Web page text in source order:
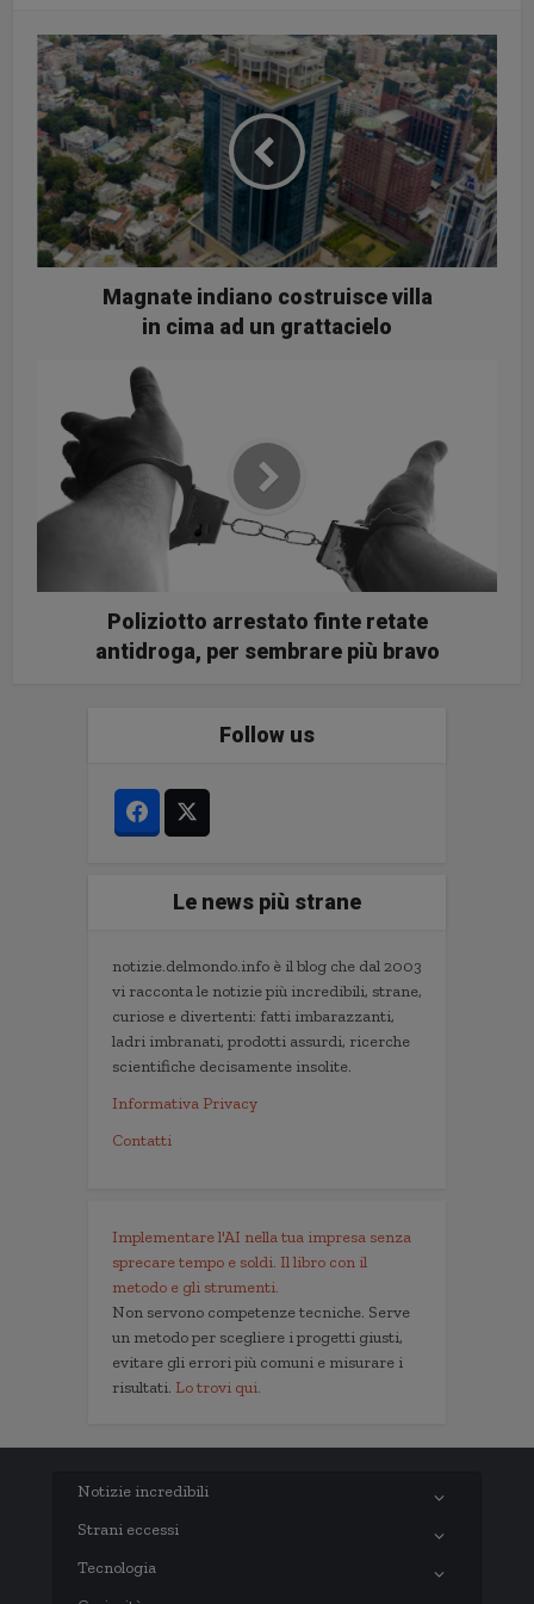
Magnate indiano costruisce villa
in cima ad un grattacielo
Poliziotto arrestato finte retate
antidroga, per sembrare più bravo
Follow us
Le news più strane
notizie.delmondo.info è il blog che dal 2003
vi racconta le notizie più incredibili, strane,
curiose e divertenti: fatti imbarazzanti,
ladri imbranati, prodotti assurdi, ricerche
scientifiche decisamente insolite.
Informativa Privacy
Contatti
Implementare l'AI nella tua impresa senza
sprecare tempo e soldi. Il libro con il
metodo e gli strumenti.
Non servono competenze tecniche. Serve
un metodo per scegliere i progetti giusti,
evitare gli errori più comuni e misurare i
risultati. Lo trovi qui.
Notizie incredibili
Strani eccessi
Tecnologia